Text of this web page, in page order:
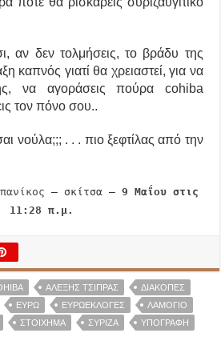
αν δεν τολμήσεις, το βράδυ της
καπνός γιατί θα χρειαστεί, για να
να αγοράσεις πούρα cohiba
τον πόνο σου..
νούλα;;; . . . πιο ξεφτίλας από την
– σκίτσα – 9 Μαΐου στις
11:28 π.μ.
ΑΛΈΞΗΣ ΤΣΊΠΡΑΣ
ΔΙΑΚΟΠΈΣ
ΕΥΡΏ ΕΥΡΩΕΚΛΟΓΈΣ
ΛΑΜΌΓΙΟ
ΣΤΟΊΧΗΜΑ ΣΥΡΙΖΑ
ΥΠΟΓΡΑΦῊ